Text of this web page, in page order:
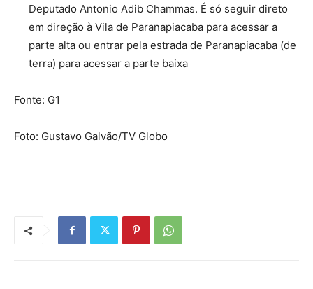
Deputado Antonio Adib Chammas. É só seguir direto
em direção à Vila de Paranapiacaba para acessar a
parte alta ou entrar pela estrada de Paranapiacaba (de
terra) para acessar a parte baixa
Fonte: G1
Foto: Gustavo Galvão/TV Globo